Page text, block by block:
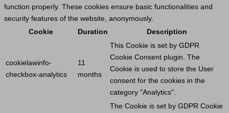
function properly. These cookies ensure basic functionalities and
security features of the website, anonymously.
Cookie
Duration Description
cookielawinfo-
checkbox-analytics
11
months
This Cookie is set by GDPR
Cookie Consent plugin. The
Cookie is used to store the User
consent for the cookies in the
category "Analytics".
The Cookie is set by GDPR Cookie